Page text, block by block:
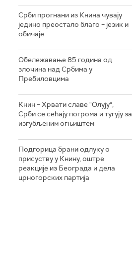
Срби прогнани из Книна чувају
једино преостало благо – језик и
обичаје
Обележавање 85 година од
злочина над Србима у
Пребиловцима
Книн – Хрвати славе "Олују",
Срби се сећају погрома и тугују за
изгубљеним огњиштем
Подгорица брани одлуку о
присуству у Книну, оштре
реакције из Београда и дела
црногорских партија